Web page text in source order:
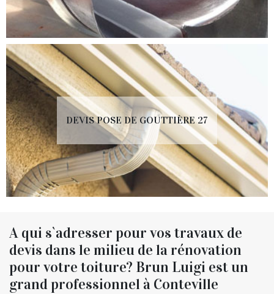
DEVIS POSE DE GOUTTIÈRE 27
A qui s`adresser pour vos travaux de
devis dans le milieu de la rénovation
pour votre toiture? Brun Luigi est un
grand professionnel à Conteville